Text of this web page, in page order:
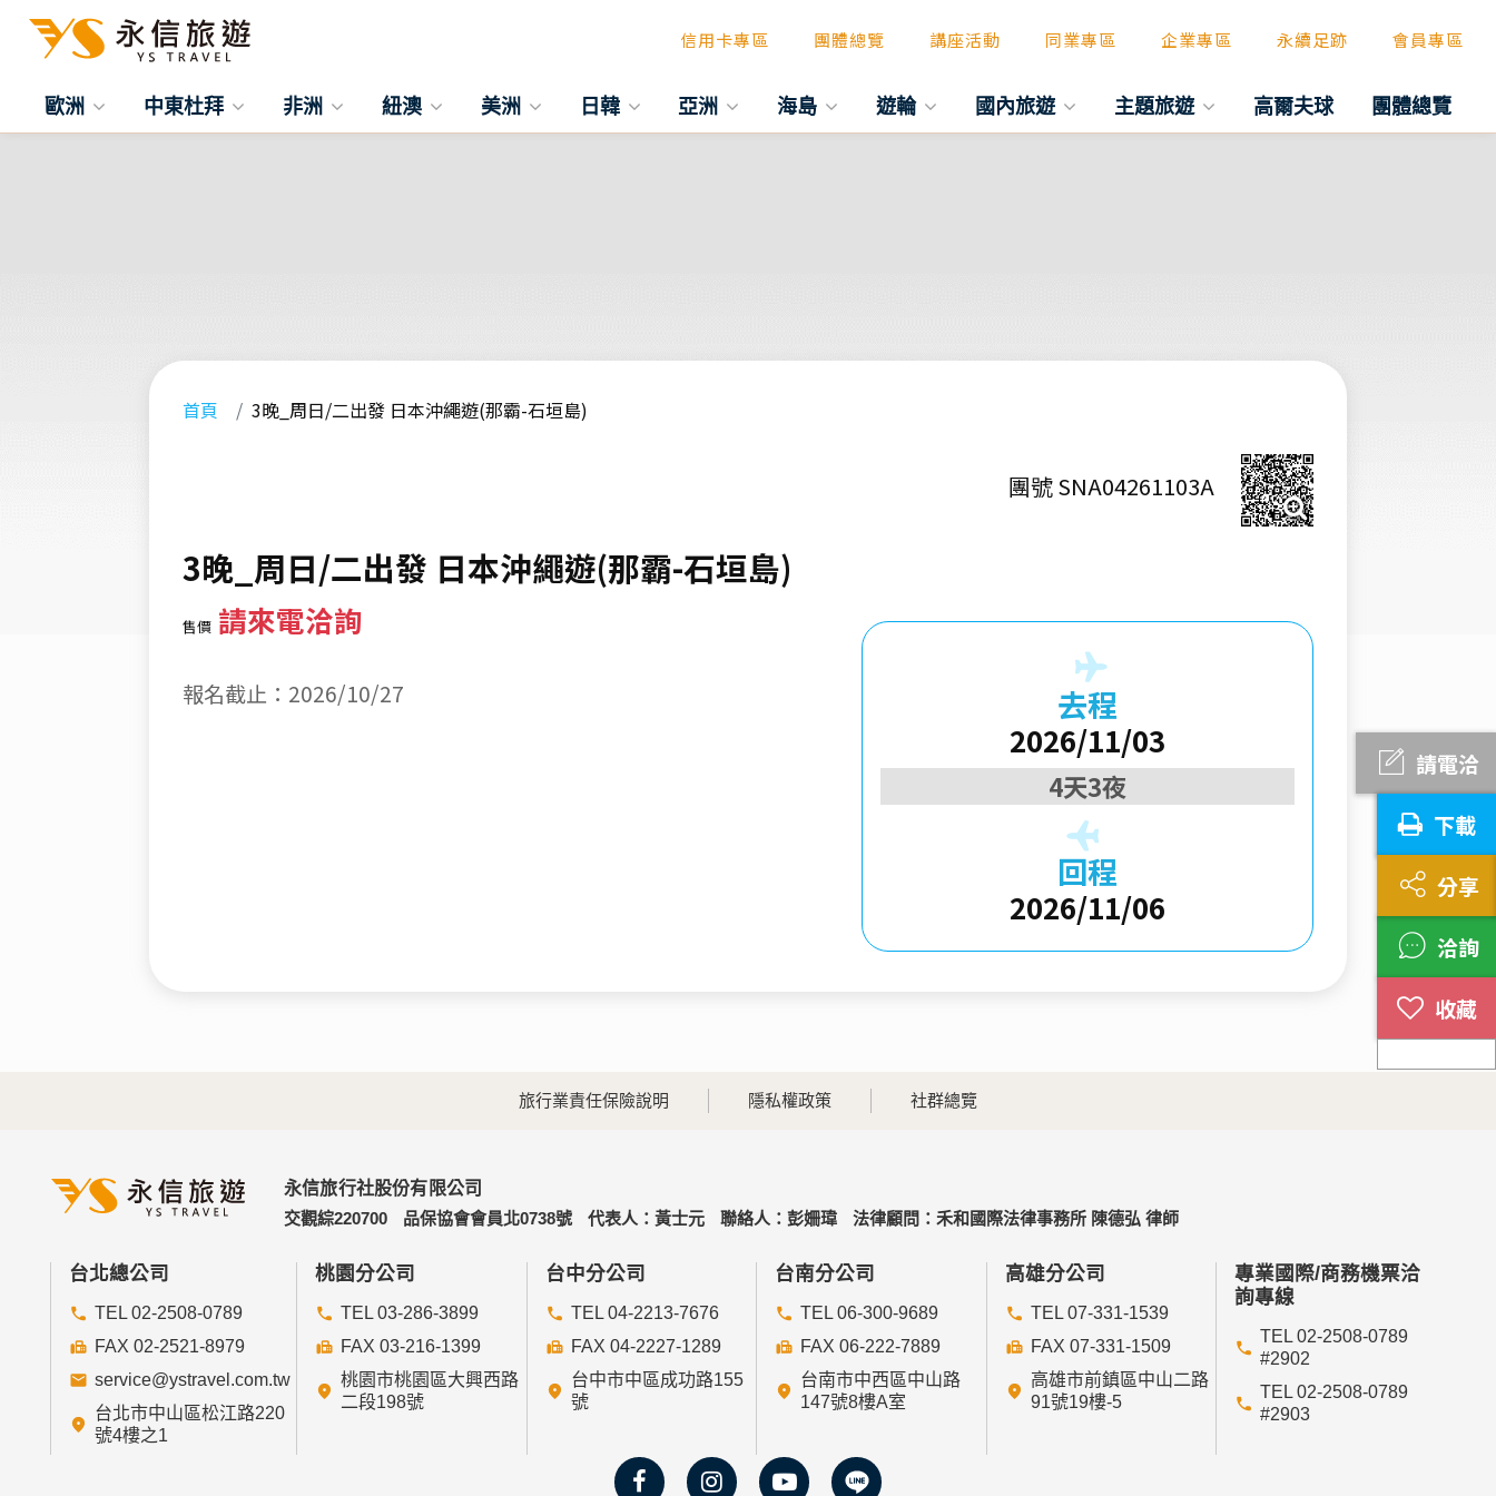
信用卡專區 團體總覽 講座活動 同業專區 企業專區 永續足跡 會員專區
歐洲 中東杜拜 非洲 紐澳 美洲 日韓 亞洲 海島 遊輪 國內旅遊 主題旅遊 高爾夫球 團體總覽
請電洽
下載
分享
洽詢
首頁 3晚_周日/二出發 日本沖繩遊(那霸-石垣島)
團號 SNA04261103A
3晚_周日/二出發 日本沖繩遊(那霸-石垣島)
售價 請來電洽詢
報名截止：2026/10/27 去程
2026/11/03
4天3夜
回程
2026/11/06
旅行業責任保險說明 隱私權政策 社群總覽
永信旅行社股份有限公司
交觀綜220700
品保協會會員北0738號 代表人：黃士元 聯絡人：彭姍瑋 法律顧問：禾和國際法律事務所 陳德弘 律師
台北總公司
TEL 02-2508-0789
FAX 02-2521-8979
service@ystravel.com.tw
台北市中山區松江路220
號4樓之1
桃園分公司
TEL 03-286-3899
FAX 03-216-1399
桃園市桃園區大興西路
二段198號
台中分公司
TEL 04-2213-7676
FAX 04-2227-1289
台中市中區成功路155
號
台南分公司
TEL 06-300-9689
FAX 06-222-7889
台南市中西區中山路
147號8樓A室
高雄分公司
TEL 07-331-1539
FAX 07-331-1509
高雄市前鎮區中山二路
91號19樓-5
專業國際/商務機票洽
詢專線
TEL 02-2508-0789
#2902
TEL 02-2508-0789
#2903